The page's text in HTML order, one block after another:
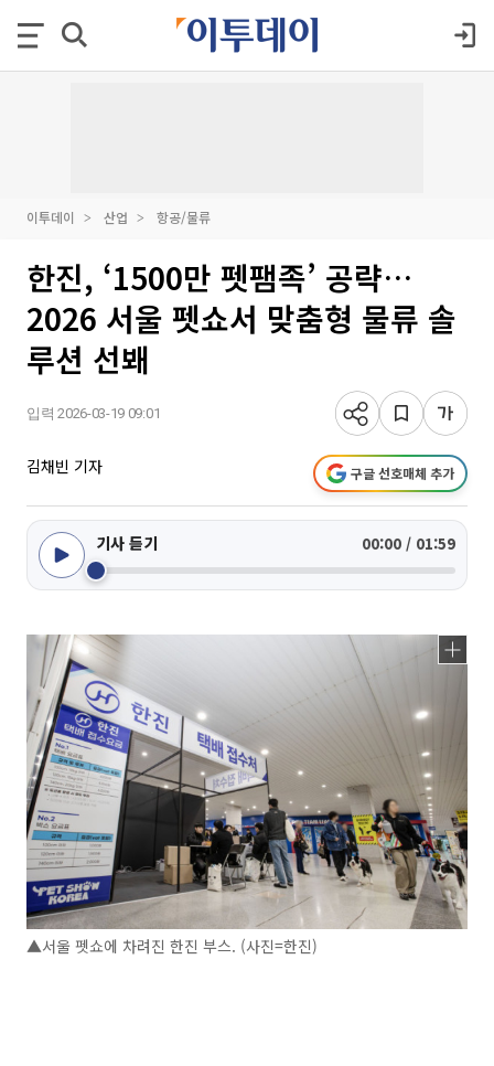
이투데이 산업 항공/물류
한진, ‘1500만 펫팸족’ 공략…
2026 서울 펫쇼서 맞춤형 물류 솔
루션 선봬
입력 2026-03-19 09:01
김채빈 기자 구글 선호매체 추가
기사 듣기 00:00 / 01:59
▲서울 펫쇼에 차려진 한진 부스. (사진=한진)